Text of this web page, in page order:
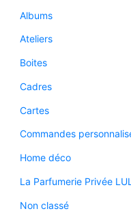
Albums
Ateliers
Boites
Cadres
Cartes
Commandes
Home déco
La Parfumerie Privée
Non classé